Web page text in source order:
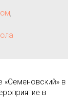
,
«Семеновский» в
в